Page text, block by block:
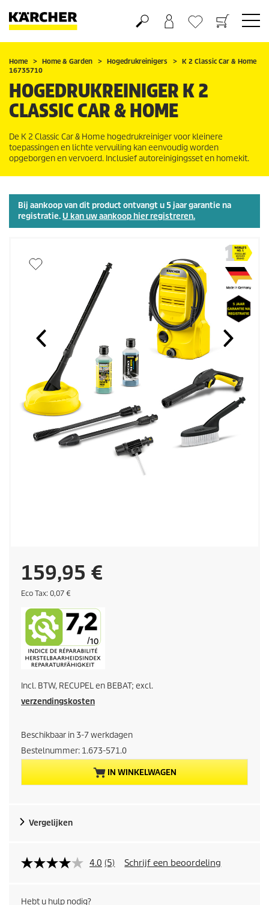
Boodschappenmandje
Verlanglijstje
Home Home & Garden Hogedrukreinigers
K 2 Classic Car & Home
16735710
HOGEDRUKREINIGER K 2
CLASSIC CAR & HOME
De K 2 Classic Car & Home hogedrukreiniger voor kleinere
toepassingen en lichte vervuiling kan eenvoudig worden
opgeborgen en vervoerd. Inclusief autoreinigingsset en homekit.
Bij aankoop van dit product ontvangt u 5 jaar garantie na
registratie.U kan uw aankoop hier registreren.
H
u
i
d
g
p
r
d
c
t
159,95 €
E
Eco Tax: 0,07 €
Incl. BTW, RECUPEL en BEBAT; excl.
verzendingskosten
Beschikbaar in 3-7 werkdagen
Bestelnummer: 1.673-571.0
IN WINKELWAGEN
Vergelijken
4.0 (5) Schrijf een beoordeling
Hebt u hulp nodig?